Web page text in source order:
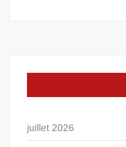
juillet 2026